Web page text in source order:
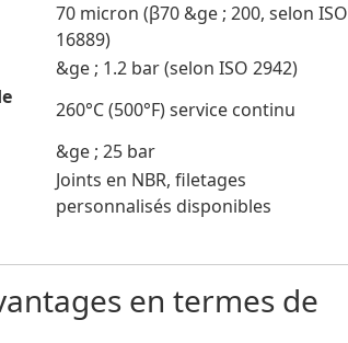
70 micron (β70 &ge ; 200, selon ISO
16889)
&ge ; 1.2 bar (selon ISO 2942)
260°C (500°F) service continu
&ge ; 25 bar
Joints en NBR, filetages
personnalisés disponibles
en termes de